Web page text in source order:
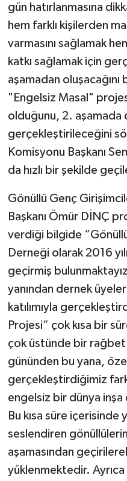
gün hatırlanmasına
hem farklı kişilerden
varmasını sağlamak
katkı sağlamak için
aşamadan oluşacağını
"Engelsiz Masal"
olduğunu, 2. aşamada
gerçekleştirileceğini
Komisyonu Başkanı
da hızlı bir şekilde
Gönüllü Genç
Başkanı Ömür DİNÇ
verdiği bilgide
Derneği olarak 2016
geçirmiş
yanından dernek
katılımıyla
Projesi” çok kısa bir
çok üstünde bir
gününden bu yana,
gerçekleştirdiğimiz
engelsiz bir dünya
Bu kısa süre içerisinde
seslendiren
aşamasından
yüklenmektedir.